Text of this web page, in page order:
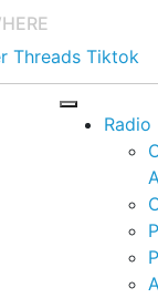
Threads Tiktok
Radio